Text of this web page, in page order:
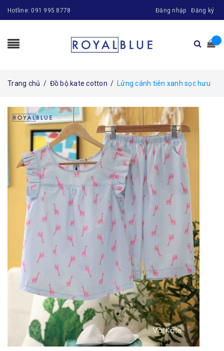
Hotline: 091 995 8778 Đăng nhập Đăng ký
Trang chủ / Đồ bộ kate cotton / Lửng cánh tiên xanh sọc hưu